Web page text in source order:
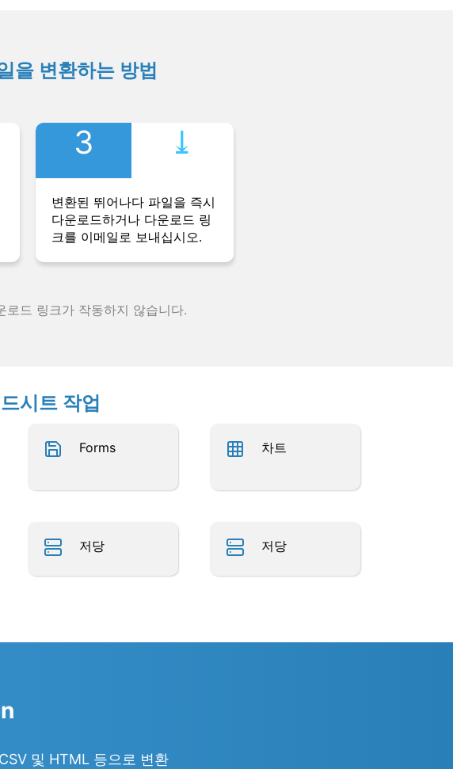
을 변환하는 방법
3 ⤓︎
변환된 뛰어나다 파일을 즉시
다운로드하거나 다운로드 링
크를 이메일로 보내십시오.
드 링크가 작동하지 않습니다.
시트 작업
Forms 차트
저당 저당
및 HTML 등으로 변환